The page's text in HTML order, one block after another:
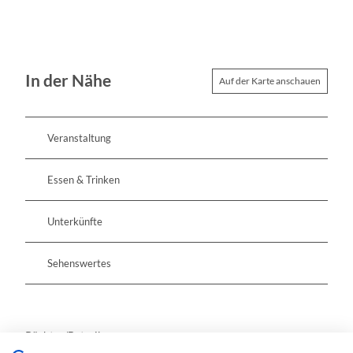
In der Nähe Auf der Karte anschauen
Veranstaltung
Essen & Trinken
Unterkünfte
Sehenswertes
Pächter/Betreiber